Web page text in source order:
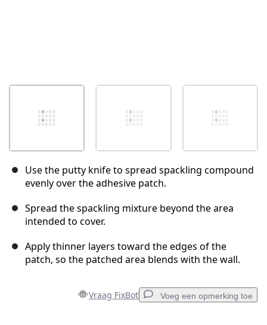
Use the putty knife to spread spackling compound
evenly over the adhesive patch.
Spread the spackling mixture beyond the area
intended to cover.
Apply thinner layers toward the edges of the
patch, so the patched area blends with the wall.
Vraag FixBot Voeg een opmerking toe